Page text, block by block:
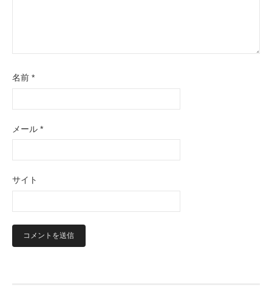
名前 *
メール *
サイト